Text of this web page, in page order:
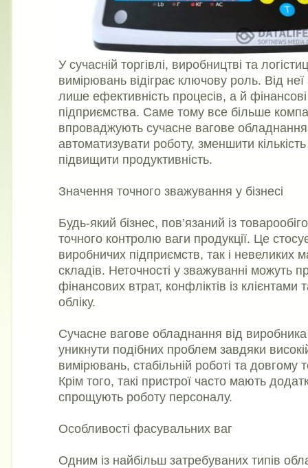
У сучасній торгівлі, виробництві та
вимірювань відіграє ключову роль. Від
лише ефективність процесів, а й
підприємства. Саме тому все більше
впроваджують сучасне вагове
автоматизувати роботу, зменшити
підвищити продуктивність.
Значення точного зважування у бізнесі
Будь-який бізнес, пов’язаний із
точного контролю ваги продукції. Це
виробничих підприємств, так і невеликих
складів. Неточності у зважуванні можуть
фінансових втрат, конфліктів із
обліку.
Сучасне вагове обладнання від
уникнути подібних проблем завдяки
вимірювань, стабільній роботі та довгому
Крім того, такі пристрої часто мають
спрощують роботу персоналу.
Особливості фасувальних ваг
Одним із найбільш затребуваних типів